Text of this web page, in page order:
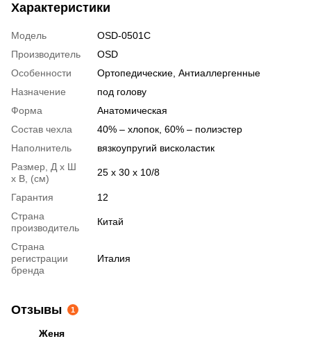
Характеристики
Модель
OSD-0501C
Производитель
OSD
Особенности
Ортопедические Антиаллергенные
Назначение
под голову
Форма
Анатомическая
Состав чехла
40% – хлопок, 60% – полиэстер
Наполнитель
вязкоупругий висколастик
Размер, Д х Ш
х В, (см)
25 x 30 x 10/8
Гарантия
12
Страна
производитель
Китай
Страна
регистрации
бренда
Италия
Отзывы 1
Женя